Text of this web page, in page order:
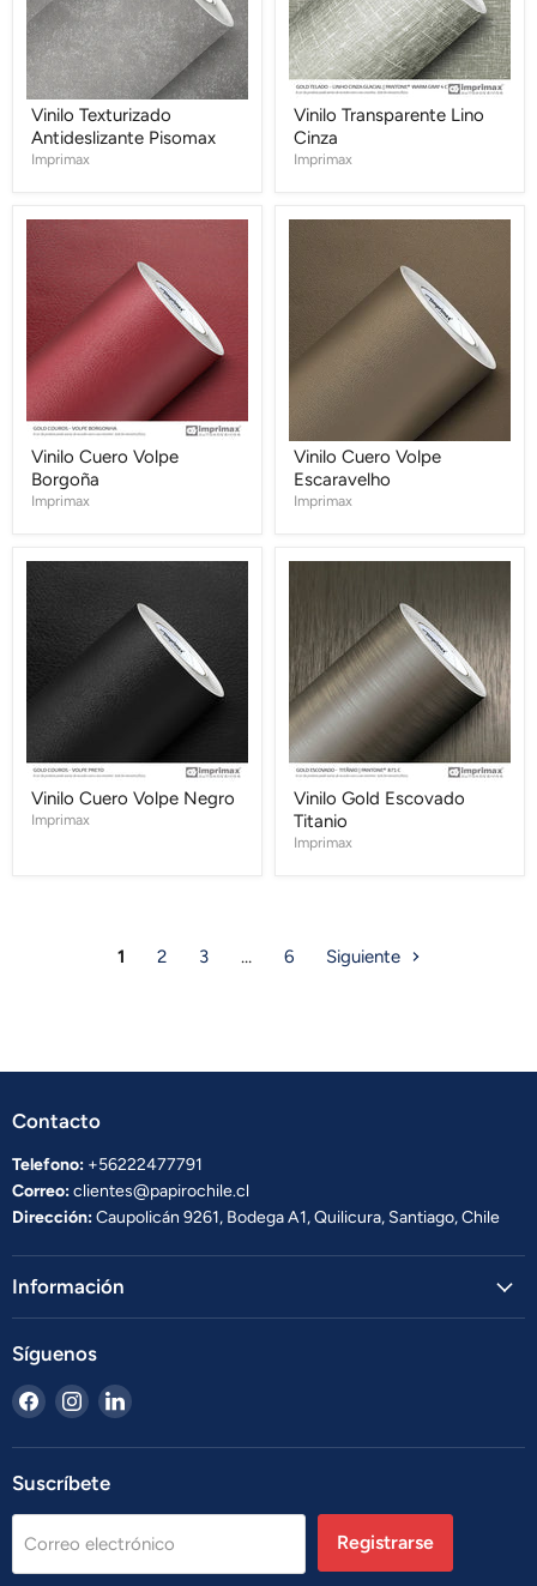
Vinilo Texturizado
Antideslizante Pisomax
Imprimax
Vinilo Transparente Lino
Cinza
Imprimax
Vinilo
Cuero
Borgoña
Vinilo Cuero Volpe
Borgoña
Imprimax
Escaravelho
Vinilo Cuero Volpe
Escaravelho
Imprimax
Negro
Vinilo Cuero Volpe Negro
Imprimax
Titanio
Vinilo Gold Escovado
Titanio
Imprimax
1 2 3 … 6 Siguiente
Contacto
Telefono: +56222477791
Correo:clientes@papirochile.cl
Dirección:Caupolicán 9261, Bodega A1, Quilicura, Santiago, Chile
Información
Síguenos
Encuéntrenos
en
Facebook
Encuéntrenos
en
Instagram
Encuéntrenos
LinkedIn
Suscríbete
Correo electrónico Registrarse